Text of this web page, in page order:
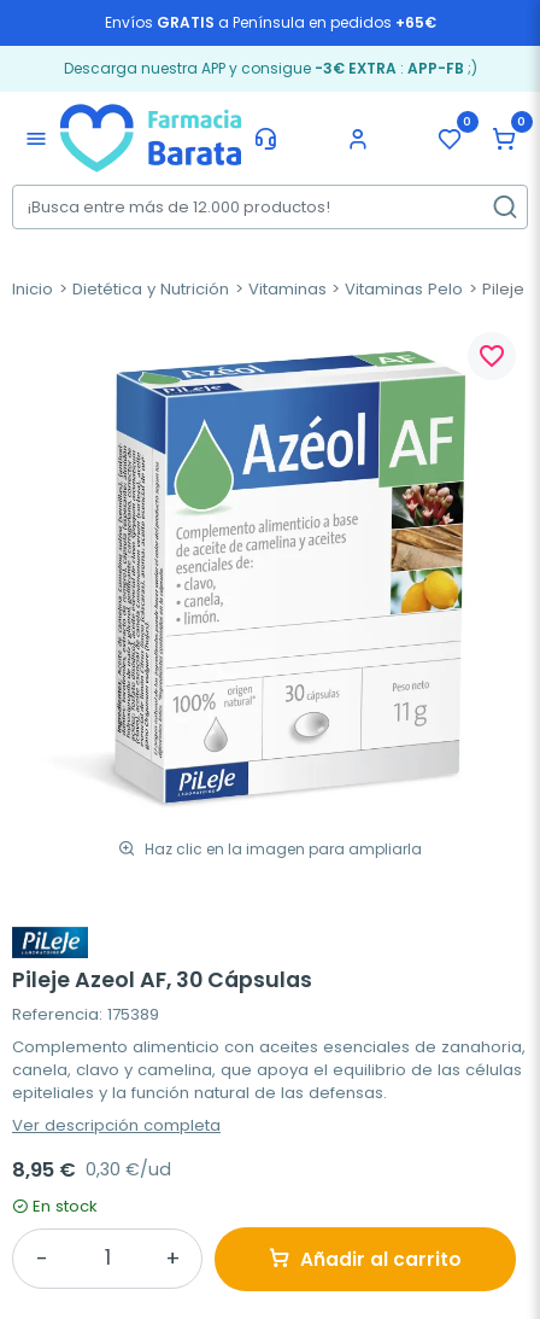
Envíos GRATIS a Península en pedidos +65€
Descarga nuestra APP y consigue -3€ EXTRA: APP-FB ;)
menu
0 0
Inicio Dietética y Nutrición Vitaminas Vitaminas Pelo Pileje
Haz clic en la imagen para ampliarla
favorite_border
Pileje Azeol AF, 30 Cápsulas
Referencia: 175389
Complemento alimenticio con aceites esenciales de zanahoria,
canela, clavo y camelina, que apoya el equilibrio de las células
epiteliales y la función natural de las defensas.
Ver descripción completa
8,95 € 0,30 €/ud
En stock
Añadir al carrito